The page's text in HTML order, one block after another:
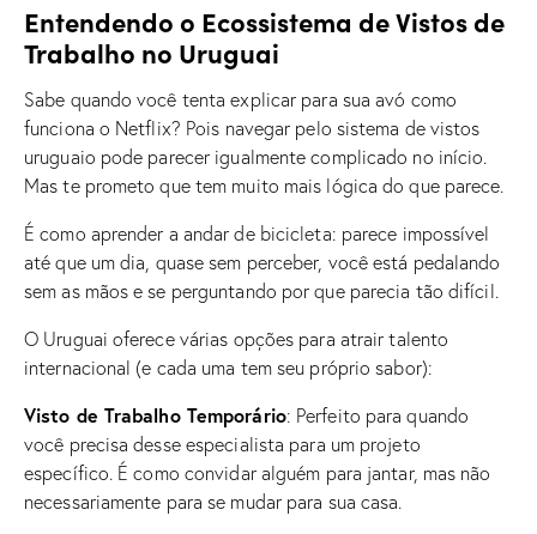
Entendendo o Ecossistema de Vistos de
Trabalho no Uruguai
Sabe quando você tenta explicar para sua avó como
funciona o Netflix? Pois navegar pelo sistema de vistos
uruguaio pode parecer igualmente complicado no início.
Mas te prometo que tem muito mais lógica do que parece.
É como aprender a andar de bicicleta: parece impossível
até que um dia, quase sem perceber, você está pedalando
sem as mãos e se perguntando por que parecia tão difícil.
O Uruguai oferece várias opções para atrair talento
internacional (e cada uma tem seu próprio sabor):
Visto de Trabalho Temporário: Perfeito para quando
você precisa desse especialista para um projeto
específico. É como convidar alguém para jantar, mas não
necessariamente para se mudar para sua casa.